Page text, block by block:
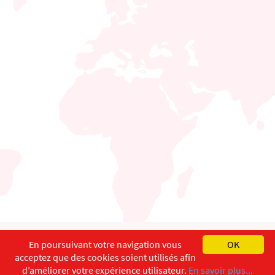
English Français
Copyright ©ISEC-AdW Impressum
OK
En poursuivant votre navigation vous
acceptez que des cookies soient utilisés afin
d’améliorer votre expérience utilisateur. En savoir plus...